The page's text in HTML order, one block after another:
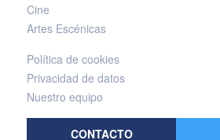
Cine
Artes Escénicas
Política de cookies
Privacidad de datos
Nuestro equipo
CONTACTO